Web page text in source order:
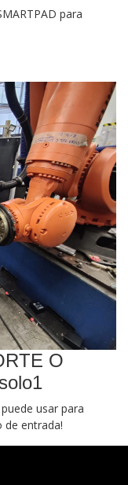
para
O
usar para
de entrada!